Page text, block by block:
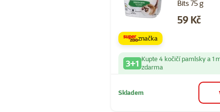
Bits 75 g
Cena
59 Kč
značka
3+1 Kupte 4 kočičí pamlsky a 1
zdarma
Skladem